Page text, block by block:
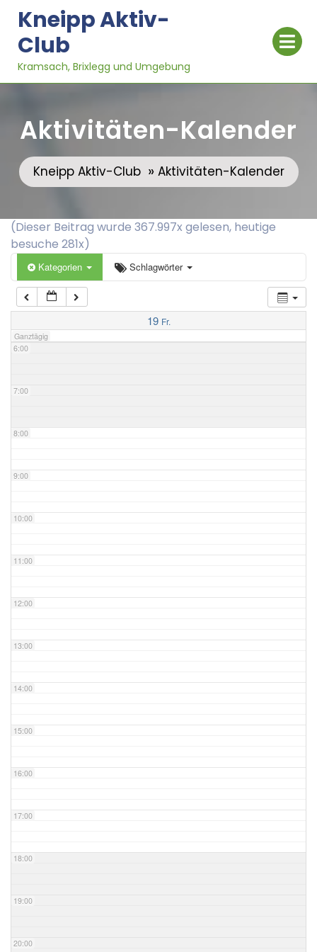
content
Kneipp Aktiv-
Club
Kramsach, Brixlegg und Umgebung
Aktivitäten-Kalender
Kneipp Aktiv-Club» Aktivitäten-Kalender
(Dieser Beitrag wurde 367.997x gelesen, heutige
besuche 281x)
Kategorien Schlagwörter
19 Fr.
Ganztägig
1:00
2:00
3:00
5:00
6:00
7:00
8:00
9:00
10:00
11:00
12:00
13:00
14:00
15:00
16:00
17:00
18:00
19:00
20:00